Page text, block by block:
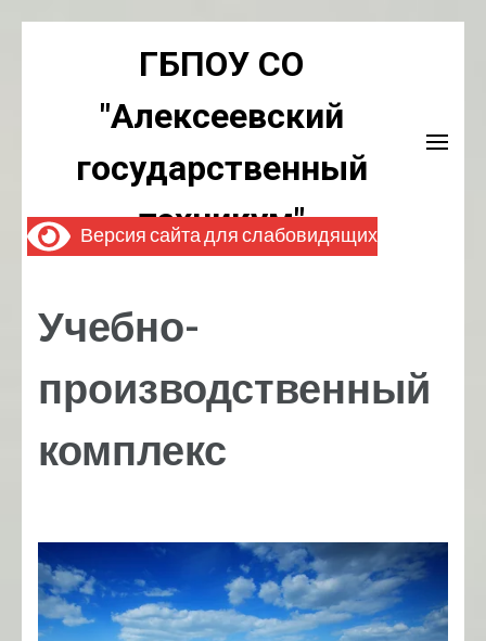
ГБПОУ СО
"Алексеевский
государственный
техникум"
Учебно-
производственный
комплекс
Версия сайта для слабовидящих